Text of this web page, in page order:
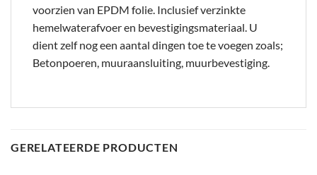
voorzien van EPDM folie. Inclusief verzinkte
hemelwaterafvoer en bevestigingsmateriaal. U
dient zelf nog een aantal dingen toe te voegen zoals;
Betonpoeren, muuraansluiting, muurbevestiging.
GERELATEERDE PRODUCTEN